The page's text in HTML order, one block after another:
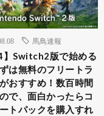
馬鳥速報
】Switch2版で始める
は無料のフリートラ
おすすめ！数百時間
で、面白かったらコ
トパックを購入すれ